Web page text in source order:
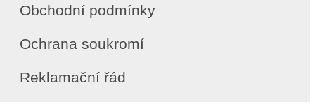
Obchodní podmínky
Ochrana soukromí
Reklamační řád